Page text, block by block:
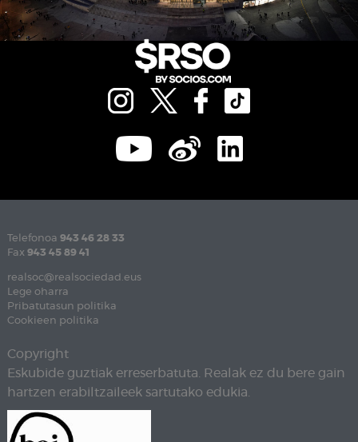
Telefonoa 943 46 28 33
Fax 943 45 89 41
realsoc@realsociedad.eus
Lege oharra
Pribatutasun politika
Cookieen politika
Copyright
Eskubide guztiak erreserbatuta. Realak ez du bere gain
hartzen erabiltzaileek sartutako edukia.